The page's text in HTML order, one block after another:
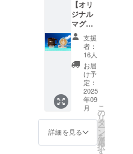
賞味期
限：製
造日よ
り3ヶ月
（具体
的に記
載） 原
材料
名：ブ
レンド
コー
ヒー豆
により
中身は
【オリ
ジナル
マグ
カップ
＆カ
フェラ
テ券】
・クラ
ファン
オリジ
ナルマ
グカッ
プ ・店
頭で使
えるカ
フェラ
支援
者：
16人
お届
け予
定：
2025
年09
月
詳細を見る
こ
の
リ
タ
ー
ン
を
選
択
す